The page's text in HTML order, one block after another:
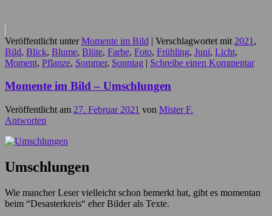
Veröffentlicht unter Momente im Bild | Verschlagwortet mit 2021 ,
Bild, Blick, Blume, Blüte, Farbe, Foto, Frühling, Juni, Licht,
Moment, Pflanze, Sommer, Sonntag | Schreibe einen Kommentar
Momente im Bild – Umschlungen
Veröffentlicht am 27. Februar 2021 von Mister F.
Antworten
Umschlungen
Wie mancher Leser vielleicht schon bemerkt hat, gibt es momentan
beim “Desasterkreis“ eher Bilder als Texte.